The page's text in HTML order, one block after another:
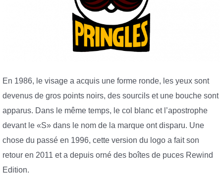
En 1986, le visage a acquis une forme ronde, les yeux sont
devenus de gros points noirs, des sourcils et une bouche sont
apparus. Dans le même temps, le col blanc et l’apostrophe
devant le «S» dans le nom de la marque ont disparu. Une
chose du passé en 1996, cette version du logo a fait son
retour en 2011 et a depuis orné des boîtes de puces Rewind
Edition.